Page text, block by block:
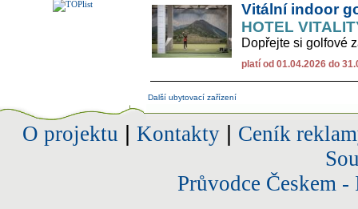
Vitální indoor
HOTEL
Dopřejte si golfové
platí od 01.04.2026 do
Další ubytovací zařízení
O projektu Kontakty| Ceník
Průvodce Českem